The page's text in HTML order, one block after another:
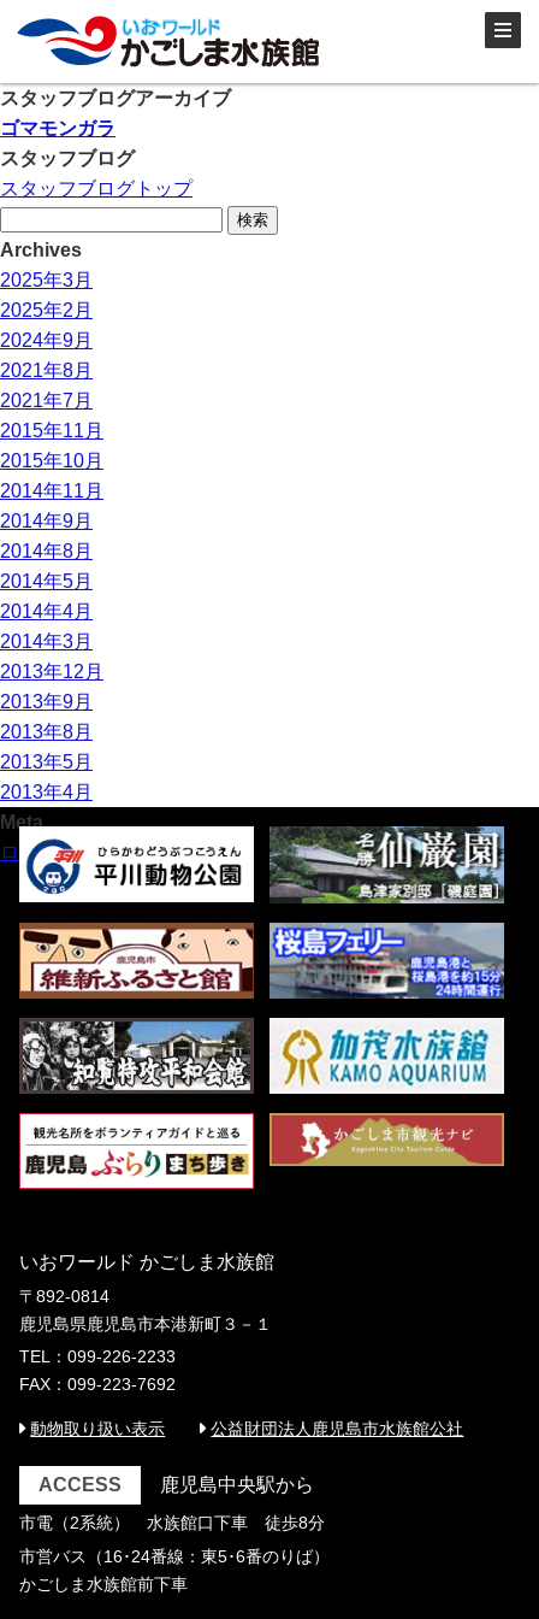
スタッフブログアーカイブ
ゴマモンガラ
スタッフブログ
スタッフブログトップ
索:
Archives
2025年3月
2025年2月
2024年9月
2021年8月
2021年7月
2015年11月
2015年10月
2014年11月
2014年9月
2014年8月
2014年5月
2014年4月
2014年3月
2013年12月
2013年9月
2013年8月
2013年5月
2013年4月
Meta
ログイン
いおワールド かごしま水族館
〒892-0814
鹿児島県鹿児島市本港新町３－１
TEL：099-226-2233
FAX：099-223-7692
動物取り扱い表示 公益財団法人鹿児島市水族館公社
ACCESS 鹿児島中央駅から
市電（2系統） 水族館口下車 徒歩8分
市営バス（16･24番線：東5･6番のりば）
かごしま水族館前下車